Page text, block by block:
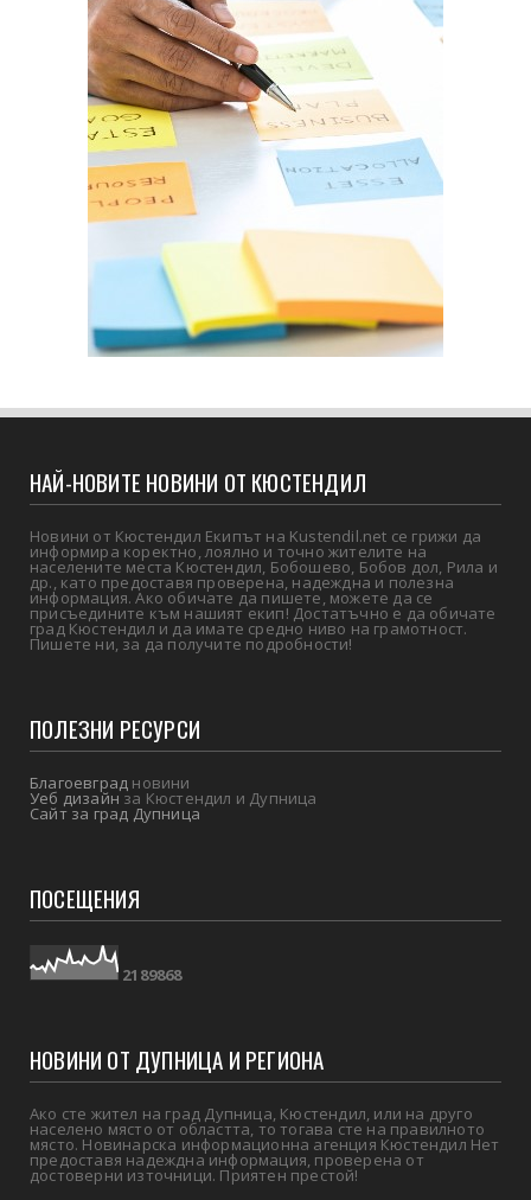
НАЙ-НОВИТЕ НОВИНИ ОТ КЮСТЕНДИЛ
Новини от Кюстендил Екипът на Kustendil.net се грижи да
информира коректно, лоялно и точно жителите на
населените места Кюстендил, Бобошево, Бобов дол, Рила и
др., като предоставя проверена, надеждна и полезна
информация. Ако обичате да пишете, можете да се
присъедините към нашият екип! Достатъчно е да обичате
град Кюстендил и да имате средно ниво на грамотност.
Пишете ни, за да получите подробности!
ПОЛЕЗНИ РЕСУРСИ
Благоевград новини
Уеб дизайнза Кюстендил и Дупница
Сайт за град Дупница
ПОСЕЩЕНИЯ
21 89868
НОВИНИ ОТ ДУПНИЦА И РЕГИОНА
Ако сте жител на град Дупница, Кюстендил, или на друго
населено място от областта, то тогава сте на правилното
място. Новинарска информационна агенция Кюстендил Нет
предоставя надеждна информация, проверена от
достоверни източници. Приятен престой!